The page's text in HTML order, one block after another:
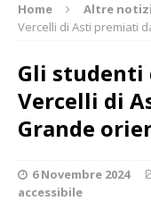
Home Altre
Vercelli di Asti premiati
Gli studenti
Vercelli di
Grande
6 Novembre 2024
accessibile